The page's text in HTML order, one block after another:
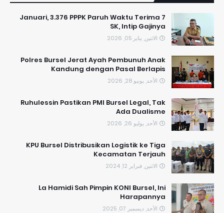
7 Januari, 3.376 PPPK Paruh Waktu Terima
SK, Intip Gajinya
الاثنين, يناير 05, 2026
Polres Bursel Jerat Ayah Pembunuh Anak
Kandung dengan Pasal Berlapis
الأحد, يونيو 28, 2026
​Ruhulessin Pastikan PMI Bursel Legal, Tak
Ada Dualisme
الأحد, يوليو 26, 2026
KPU Bursel Distribusikan Logistik ke Tiga
Kecamatan Terjauh
الاثنين, فبراير 12, 2024
La Hamidi Sah Pimpin KONI Bursel, Ini
Harapannya
الأحد, ديسمبر 07, 2025